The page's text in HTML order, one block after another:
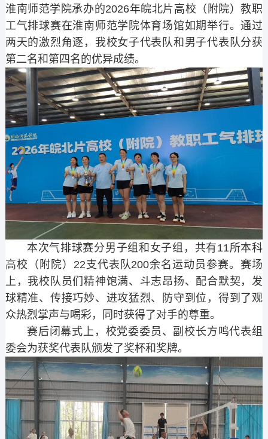
淮南师范学院承办的2026年皖北片高校（附院）教职
工气排球赛在淮南师范学院体育场馆如期举行。通过
两天的激烈角逐，我校女子代表队和男子代表队分获
第二名和第四名的优异成绩。
本次气排球赛分男子组和女子组，共有11所本科
高校（附院）22支代表队200余名运动员参赛。赛场
上，我校队员们精神饱满、斗志昂扬、配合默契，发
球精准、传接巧妙、进攻猛烈、防守到位，得到了观
众热烈掌声与喝彩，同时获得了对手的尊重。
赛后闭幕式上，校党委委员、副校长方鸣代表组
委会为获奖代表队颁发了奖杯和奖牌。